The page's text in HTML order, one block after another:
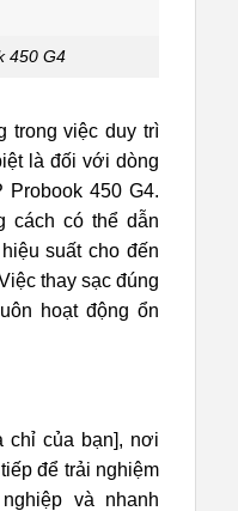
450 G4
trong việc duy trì
là đối với dòng
Probook 450 G4.
cách có thể dẫn
suất cho đến
thay sạc đúng
hoạt động ổn
chỉ của bạn], nơi
để trải nghiệm
và nhanh